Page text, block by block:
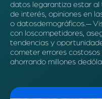
datos legarantiza estar al
de interés, opiniones en
o datosdemográficos.—
con loscompetidores,
tendencias y
cometer errores costosos
ahorrando millones